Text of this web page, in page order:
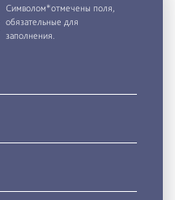
Символом*отмечены поля,
обязательные для
заполнения.